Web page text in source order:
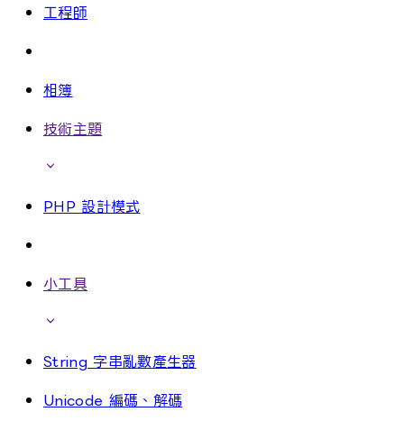
工程師
相簿
技術主題
PHP 設計模式
小工具
String 字串亂數產生器
Unicode 編碼、解碼